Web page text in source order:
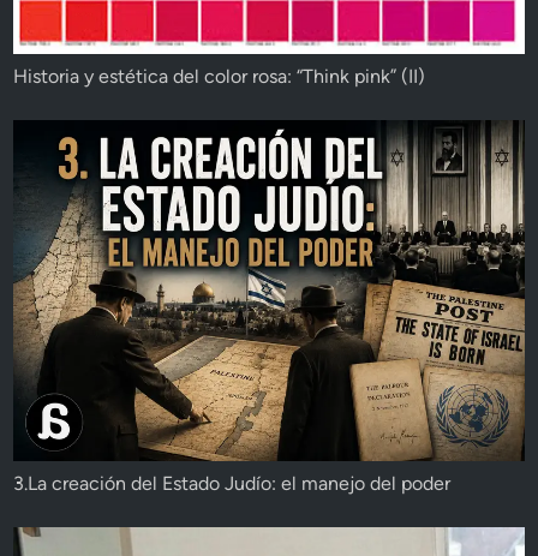
Historia y estética del color rosa: “Think pink” (II)
3.La creación del Estado Judío: el manejo del poder